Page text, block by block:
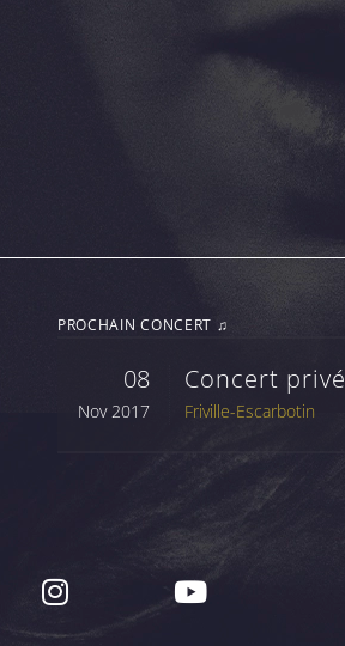
PROCHAIN CONCERT ♫
08
Nov 2017
Concert privé
Friville-Escarbotin